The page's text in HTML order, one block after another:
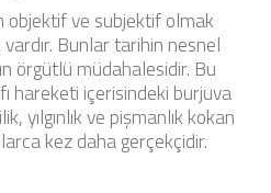
objektif ve subjektif olmak
Bunlar tarihin nesnel
örgütlü müdahalesidir. Bu
hareketi içerisindeki burjuva
yılgınlık ve pişmanlık kokan
kez daha gerçekçidir.